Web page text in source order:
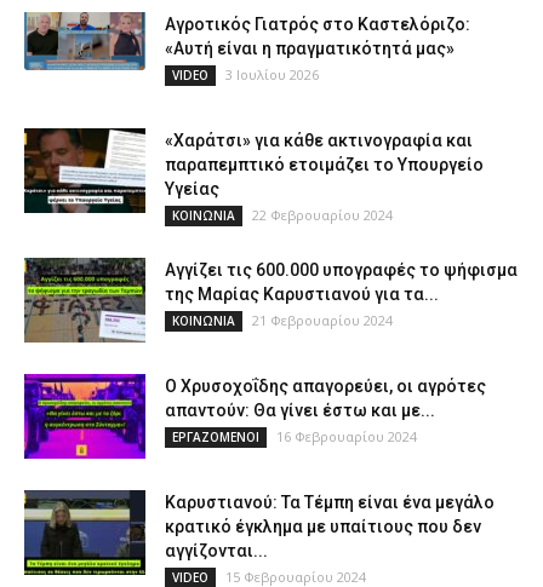
Αγροτικός Γιατρός στο Καστελόριζο:
«Αυτή είναι η πραγματικότητά μας»
VIDEO 3 Ιουλίου 2026
«Χαράτσι» για κάθε ακτινογραφία και
παραπεμπτικό ετοιμάζει το Υπουργείο
Υγείας
ΚΟΙΝΩΝΙΑ 22 Φεβρουαρίου 2024
Αγγίζει τις 600.000 υπογραφές το ψήφισμα
της Μαρίας Καρυστιανού για τα...
ΚΟΙΝΩΝΙΑ 21 Φεβρουαρίου 2024
Ο Χρυσοχοΐδης απαγορεύει, οι αγρότες
απαντούν: Θα γίνει έστω και με...
ΕΡΓΑΖΟΜΕΝΟΙ 16 Φεβρουαρίου 2024
Καρυστιανού: Τα Τέμπη είναι ένα μεγάλο
κρατικό έγκλημα με υπαίτιους που δεν
αγγίζονται...
VIDEO 15 Φεβρουαρίου 2024